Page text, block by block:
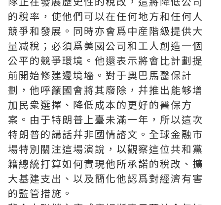
的稅率，使他們可以在任何地方和任何人
競爭和發展。同時亦會爲中産階級提供大
量减稅；必須爲美國公司和工人創造一個
公平的競爭環境。他還表示將會比計劃提
前開始修建邊境墻。對于奧巴馬醫保計
劃，他呼籲國會將其廢除，幷推出能够增
加民衆選擇、降低成本的更好的醫保方
案。由于特朗普上臺未滿一年，所以這次
特朗普的講話幷非國情諮文。全球金融市
場特別關注這場演說，以觀察這位共和黨
籍總統打算如何實現他所承諾的稅改、擴
大基建支出、以及簡化他認爲對經濟有害
的監管措施。